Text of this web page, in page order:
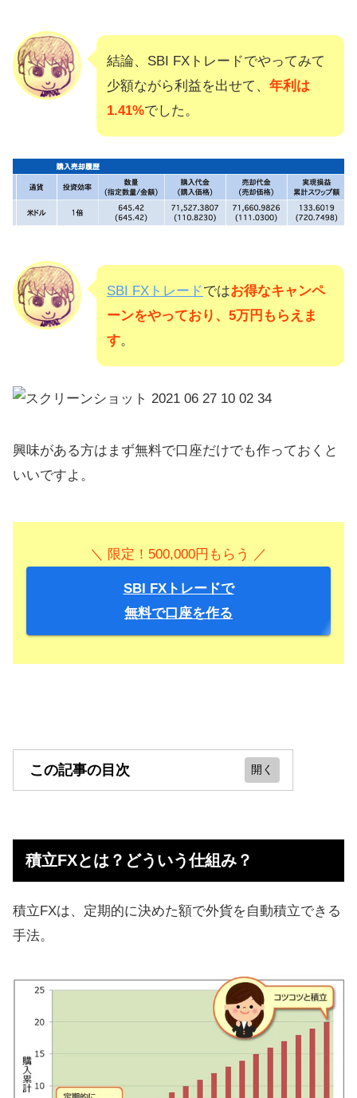
結論、SBI FXトレードでやってみて
少額ながら利益を出せて、 年利は
1.41%でした。
SBI FXトレードではお得なキャンペ
ーンをやっており、5万円もらえま
す。
興味がある方はまず無料で口座だけでも作っておくと
いいですよ。
＼ 限定！500,000円もらう ／
SBI FXトレードで
無料で口座を作る
この記事の目次
積立FXの運用実績！どのくらい儲か
積立FXがおすすめじゃない人
積立FXの始め方
積立FXのQ&Aまとめ
【まとめ】積立FXは危険で儲からな
積立FXとは？どういう仕組み？
積立FXは、定期的に決めた額で外貨を自動積立できる
手法。